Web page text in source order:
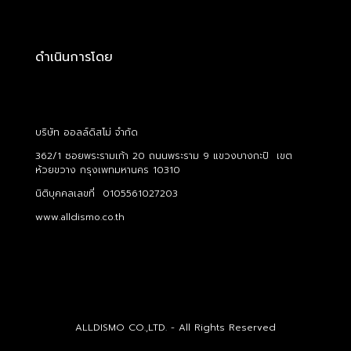
ดำเนินการโดย
บริษัท ออลล์ดิสโม่ จำกัด
362/1 ซอยพระรามเก้า 20 ถนนพระราม 9 แขวงบางกะปิ เขต
ห้วยขวาง กรุงเพทมหานคร 10310
นิติบุคคลเลขที่ 0105561027203
www.alldismo.co.th
ALLDISMO CO.,LTD. - All Rights Reserved